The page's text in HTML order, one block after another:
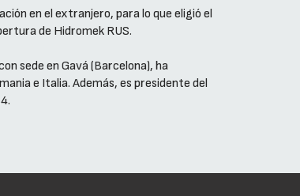
en el extranjero, para lo que eligió el
de Hidromek RUS.
sede en Gavá (Barcelona), ha
e Italia. Además, es presidente del